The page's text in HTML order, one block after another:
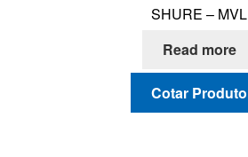
SHURE – MVL
Read more
Cotar Produto